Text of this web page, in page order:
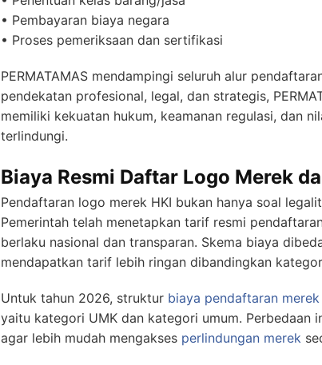
• Pembayaran biaya negara
• Proses pemeriksaan dan sertifikasi
PERMATAMAS mendampingi seluruh alur
pendekatan profesional, legal, dan strategis,
memiliki kekuatan hukum, keamanan regulasi, dan
terlindungi.
Biaya Resmi Daftar Logo Merek
Pendaftaran logo merek HKI bukan hanya soal
Pemerintah telah menetapkan tarif resmi
berlaku nasional dan transparan. Skema biaya
mendapatkan tarif lebih ringan dibandingkan
Untuk tahun 2026, struktur biaya pendaftaran merek
yaitu kategori UMK dan kategori umum. Perbedaan
agar lebih mudah mengakses perlindungan merek